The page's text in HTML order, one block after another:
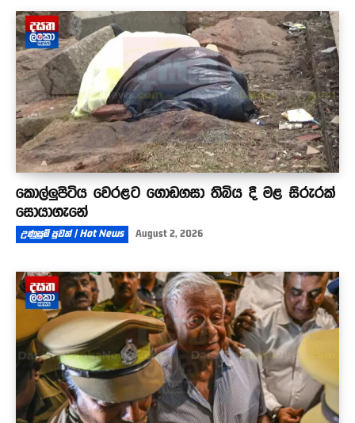
කොල්ලුපිටිය වෙරළට ගොඩගසා තිබිය දී මළ සිරුරක්
සොයාගැනේ
උණුසුම් පුවත් | Hot News August 2, 2026